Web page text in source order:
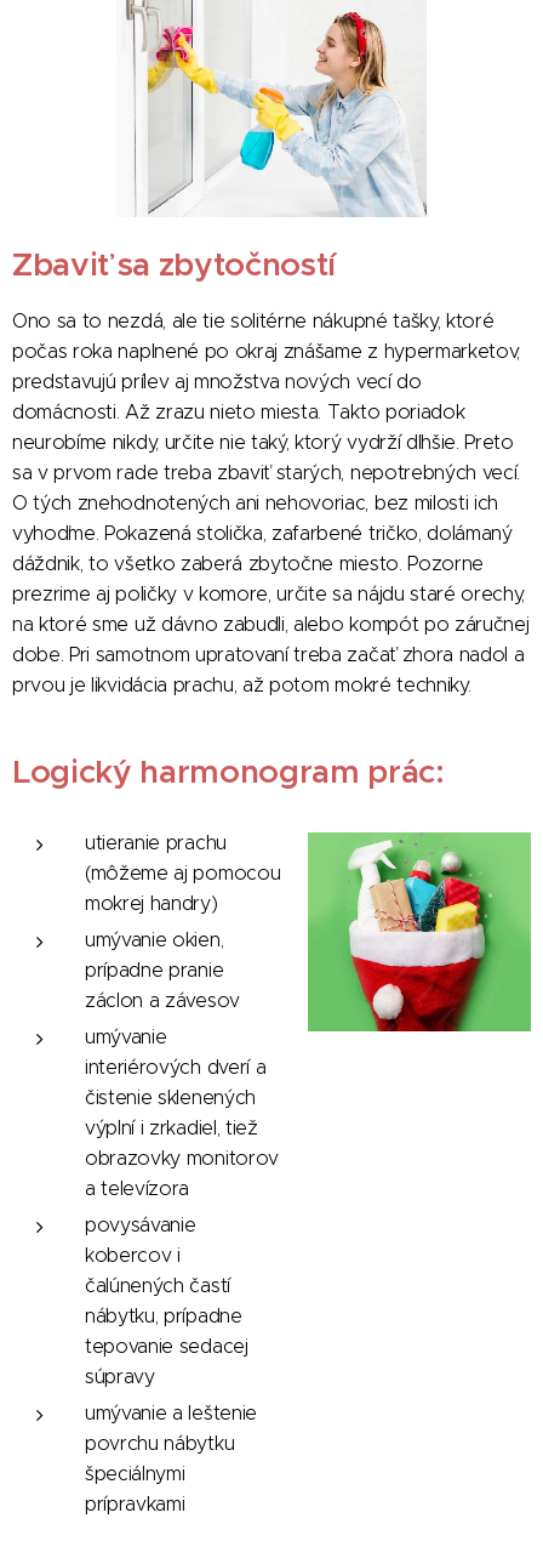
Zbaviť sa zbytočností
Ono sa to nezdá, ale tie solitérne nákupné tašky, ktoré
počas roka naplnené po okraj znášame z hypermarketov,
predstavujú prílev aj množstva nových vecí do
domácnosti. Až zrazu nieto miesta. Takto poriadok
neurobíme nikdy, určite nie taký, ktorý vydrží dlhšie. Preto
sa v prvom rade treba zbaviť starých, nepotrebných vecí.
O tých znehodnotených ani nehovoriac, bez milosti ich
vyhoďme. Pokazená stolička, zafarbené tričko, dolámaný
dáždnik, to všetko zaberá zbytočne miesto. Pozorne
prezrime aj poličky v komore, určite sa nájdu staré orechy,
na ktoré sme už dávno zabudli, alebo kompót po záručnej
dobe. Pri samotnom upratovaní treba začať zhora nadol a
prvou je likvidácia prachu, až potom mokré techniky.
Logický harmonogram prác:
utieranie prachu
(môžeme aj pomocou
mokrej handry)
umývanie okien,
prípadne pranie
záclon a závesov
umývanie
interiérových dverí a
čistenie sklenených
výplní i zrkadiel, tiež
obrazovky monitorov
a televízora
povysávanie
kobercov i
čalúnených častí
nábytku, prípadne
tepovanie sedacej
súpravy
umývanie a leštenie
povrchu nábytku
špeciálnymi
prípravkami